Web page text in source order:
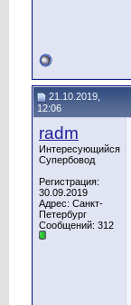
21.10.2019,
12:06
radm
Интересующийся
Супербовод
Регистрация:
30.09.2019
Адрес: Санкт-
Петербург
Сообщений: 312